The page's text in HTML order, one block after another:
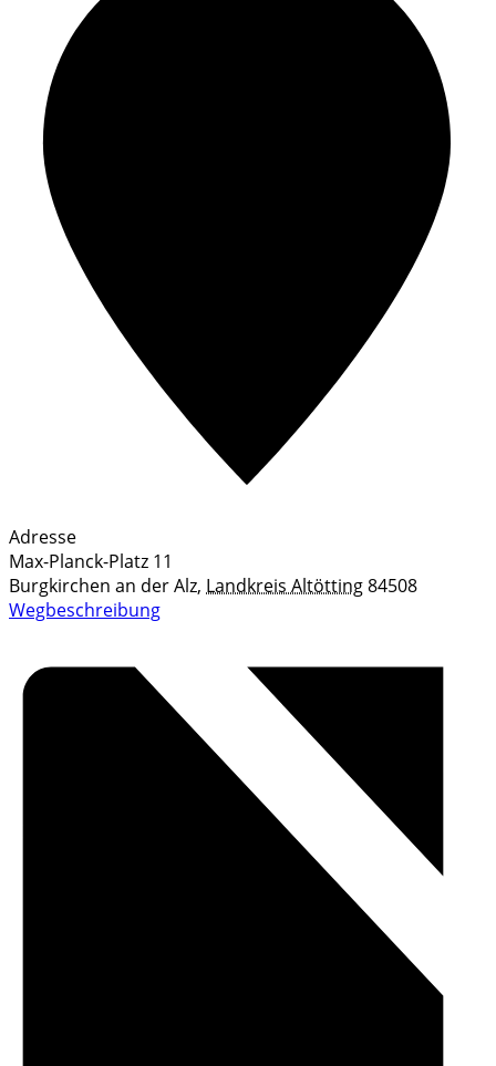
Adresse
Max-Planck-Platz 11
Burgkirchen an der Alz, Landkreis Altötting84508
Wegbeschreibung